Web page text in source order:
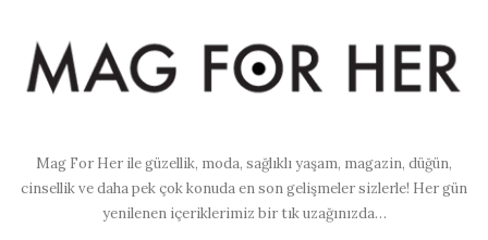
Mag For Her ile güzellik, moda, sağlıklı yaşam, magazin, düğün,
cinsellik ve daha pek çok konuda en son gelişmeler sizlerle! Her gün
yenilenen içeriklerimiz bir tık uzağınızda…